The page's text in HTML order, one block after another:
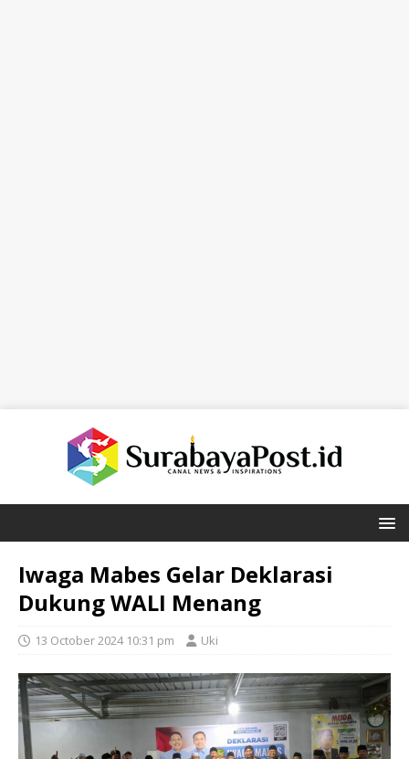
Iwaga Mabes Gelar Deklarasi
Dukung WALI Menang
13 October 2024 10:31 pm Uki